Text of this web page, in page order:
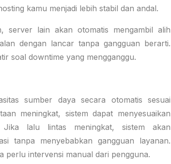
kamu menjadi lebih stabil dan andal.
server lain akan otomatis mengambil alih
dengan lancar tanpa gangguan berarti.
soal downtime yang mengganggu.
sumber daya secara otomatis sesuai
meningkat, sistem dapat menyesuaikan
lalu lintas meningkat, sistem akan
tanpa menyebabkan gangguan layanan.
perlu intervensi manual dari pengguna.